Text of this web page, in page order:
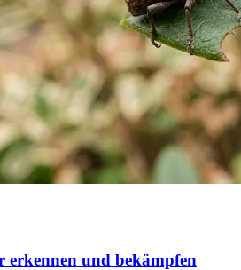
erkennen und bekämpfen